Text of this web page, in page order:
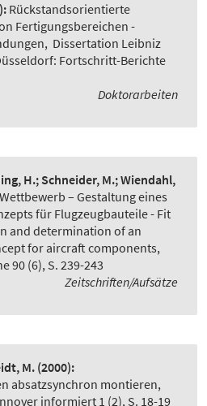
Rückstandsorientierte
Fertigungsbereichen -
, Dissertation Leibniz
Fortschritt-Berichte
Doktorarbeiten
H.; Schneider, M.; Wiendahl,
– Gestaltung eines
für Flugzeugbauteile - Fit
and determination of an
for aircraft components,
90 (6), S. 239-243
Zeitschriften/Aufsätze
M. (2000):
absatzsynchron montieren,
informiert 1 (2), S. 18-19